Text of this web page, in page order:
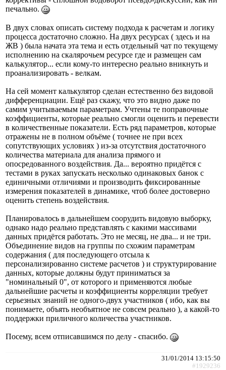
печально.
В двух словах описать систему подхода к расчетам и логику
процесса достаточно сложно. На двух ресурсах ( здесь и на
ЖВ ) была начата эта тема и есть отдельный чат по текущему
исполнению на скалярочьем ресурсе где и размещен сам
калькулятор... если кому-то интересно реально вникнуть и
проанализировать - велкам.
На сей момент калькулятор сделан естественно без видовой
дифференциации. Ещё раз скажу, что это видно даже по
самим учитываемым параметрам. Учтены те поправочные
коэффициенты, которые реально смогли оценить и перевести
в количественные показатели. Есть ряд параметров, которые
отражены не в полном объёме ( точнее не при всех
сопутствующих условиях ) из-за отсутствия достаточного
количества материала для анализа прямого и
опосредованного воздействия. Да... вероятно придётся с
тестами в руках запускать несколько одинаковых банок с
единичными отличиями и производить фиксированные
измерения показателей в динамике, чтоб более достоверно
оценить степень воздействия.
Планировалось в дальнейшем соорудить видовую выборку,
однако надо реально представлять с какими массивами
данных придётся работать. Это не месяц, не два... и не три.
Объединение видов на группы по схожим параметрам
содержания ( для последующего отсыла к
персонализированно системе расчетов ) и структурирование
данных, которые должны будут приниматься за
"номинальный 0", от которого и применяются любые
дальнейшие расчеты и коэффициенты корреляции требует
серьезных знаний не одного-двух участников ( ибо, как вы
понимаете, объять необъятное не совсем реально ), а какой-то
поддержки приличного количества участников.
Посему, всем отписавшимся по делу - спасибо.
31/01/2014 13:15:50
#1929236